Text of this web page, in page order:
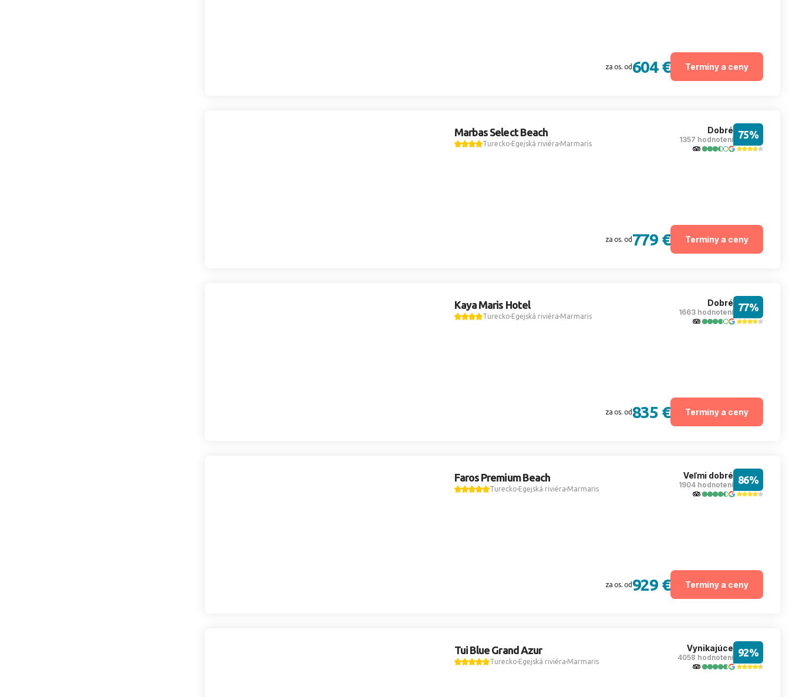
za os. od 604 € Termíny a ceny
Marbas Select Beach
TureckoEgejská riviéraMarmaris
Dobré
1357 hodnotení 75%
za os. od 779 € Termíny a ceny
Kaya Maris Hotel
TureckoEgejská riviéraMarmaris
Dobré
1663 hodnotení 77%
za os. od 835 € Termíny a ceny
Faros Premium Beach
TureckoEgejská riviéraMarmaris
Veľmi dobré
1904 hodnotení 86%
za os. od 929 € Termíny a ceny
Tui Blue Grand Azur
TureckoEgejská riviéraMarmaris
Vynikajúce
4058 hodnotení 92%